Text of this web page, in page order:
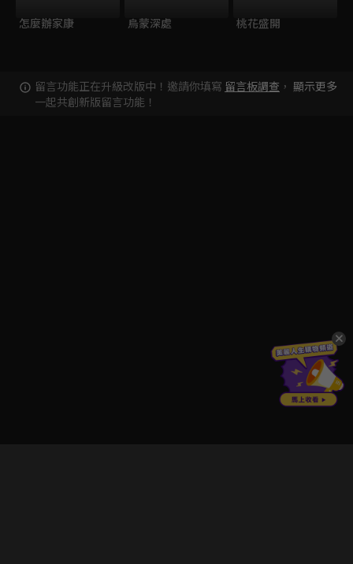
怎麼辦家康 烏蒙深處 桃花盛開
留言功能正在升級改版中！邀請你填寫 留言板調查 ，
一起共創新版留言功能！
顯示更多